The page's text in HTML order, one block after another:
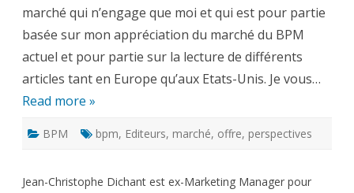
marché qui n’engage que moi et qui est pour partie
basée sur mon appréciation du marché du BPM
actuel et pour partie sur la lecture de différents
articles tant en Europe qu’aux Etats-Unis. Je vous…
Read more »
BPM bpm, Editeurs, marché, offre, perspectives
Jean-Christophe Dichant est ex-Marketing Manager pour